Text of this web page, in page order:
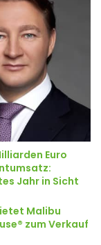
Euro
Jahr in Sicht
Malibu
zum Verkauf